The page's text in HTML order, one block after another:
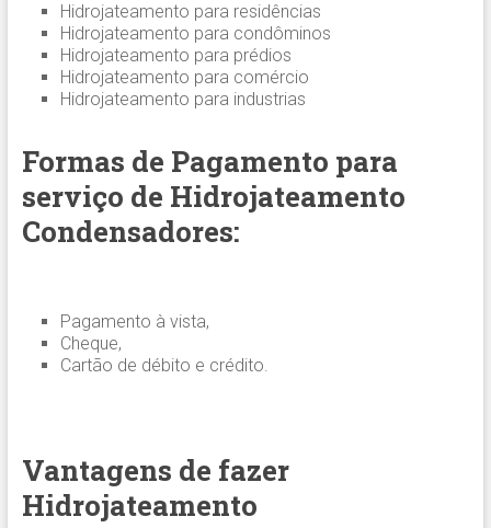
Hidrojateamento para residências
Hidrojateamento para condôminos
Hidrojateamento para prédios
Hidrojateamento para comércio
Hidrojateamento para industrias
Formas de Pagamento para
serviço de Hidrojateamento
Condensadores:
Pagamento à vista,
Cheque,
Cartão de débito e crédito.
Vantagens de fazer
Hidrojateamento